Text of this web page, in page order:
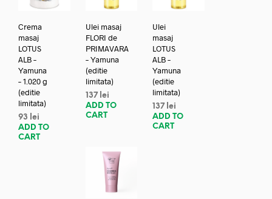
Crema
masaj
LOTUS
ALB –
Yamuna
– 1.020 g
(editie
limitata)
93
lei
ADD TO
CART
Ulei masaj
FLORI de
PRIMAVARA
– Yamuna
(editie
limitata)
137 lei
ADD TO
CART
Ulei
masaj
LOTUS
ALB –
Yamuna
(editie
limitata)
137 lei
ADD TO
CART